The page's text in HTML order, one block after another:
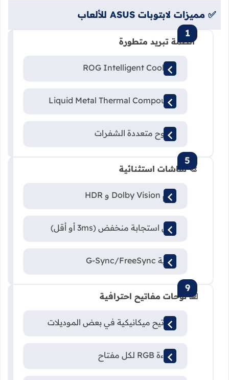
✅ مميزات لابتوبات ASUS للألعاب
️ أنظمة تبريد متطورة
ROG Intelligent Cooling
Liquid Metal Thermal Compound
مراوح متعددة الشفرات
🎨 شاشات استثنائية
دعم Dolby Vision و HDR
زمن استجابة منخفض (3ms أو أقل)
تقنية G-Sync/FreeSync
⌨️ لوحات مفاتيح احترافية
مفاتيح ميكانيكية في بعض الموديلات
إضاءة RGB لكل مفتاح